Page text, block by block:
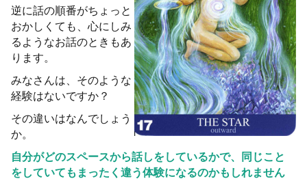
逆に話の順番がちょっと
おかしくても、心にしみ
るようなお話のときもあ
ります。
みなさんは、そのような
経験はないですか？
その違いはなんでしょう
か。
自分がどのスペースから話しをしているかで、同じこと
をしていてもまったく違う体験になるのかもしれません